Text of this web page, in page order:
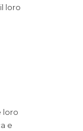
loro
loro
e